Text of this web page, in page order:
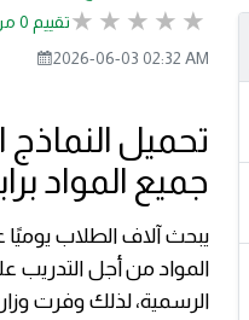
تقييم 0 من 5.
2026-06-03 02:32 AM
جميع المواد
المواد من أجل التدريب
الرسمية، لذلك وفرت